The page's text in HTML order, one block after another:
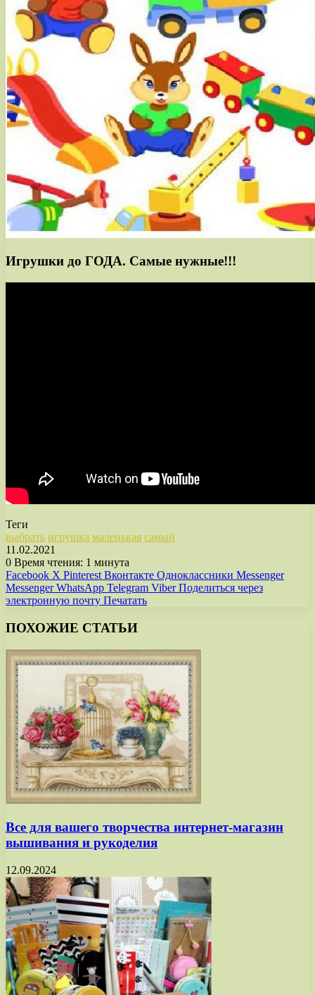
Игрушки до ГОДА. Самые нужные!!!
Теги
выбрать игрушка маленькая самый
11.02.2021
0 Время чтения: 1 минута
Facebook X Pinterest Вконтакте Одноклассники Messenger
Messenger WhatsApp Telegram Viber Поделиться через
электронную почту Печатать
ПОХОЖИЕ СТАТЬИ
Все для вашего творчества интернет-магазин
вышивания и рукоделия
12.09.2024